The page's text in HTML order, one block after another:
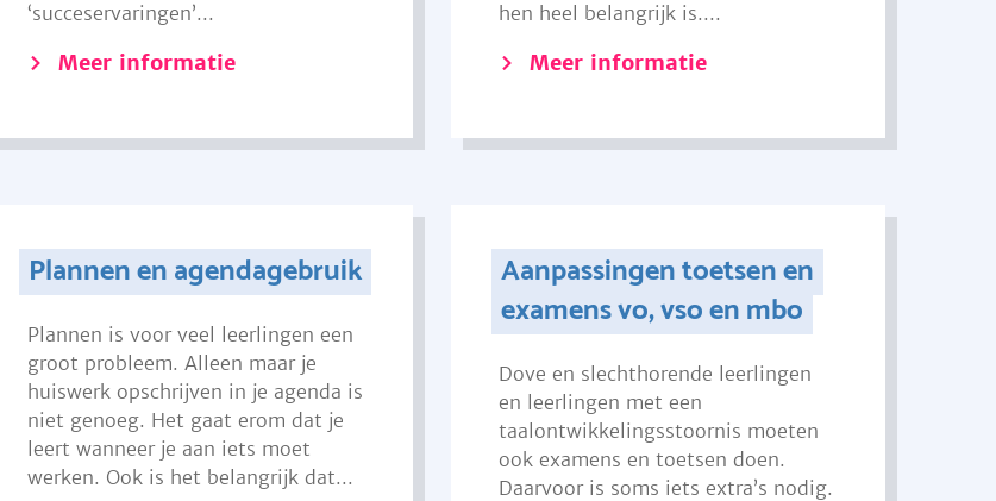
‘succeservaringen’...
Meer informatie
hen heel belangrijk is....
Meer informatie
Plannen en agendagebruik
Plannen is voor veel leerlingen een
groot probleem. Alleen maar je
huiswerk opschrijven in je agenda is
niet genoeg. Het gaat erom dat je
leert wanneer je aan iets moet
werken. Ook is het belangrijk dat...
Aanpassingen toetsen en
examens vo, vso en mbo
Dove en slechthorende leerlingen
en leerlingen met een
taalontwikkelingsstoornis moeten
ook examens en toetsen doen.
Daarvoor is soms iets extra’s nodig.